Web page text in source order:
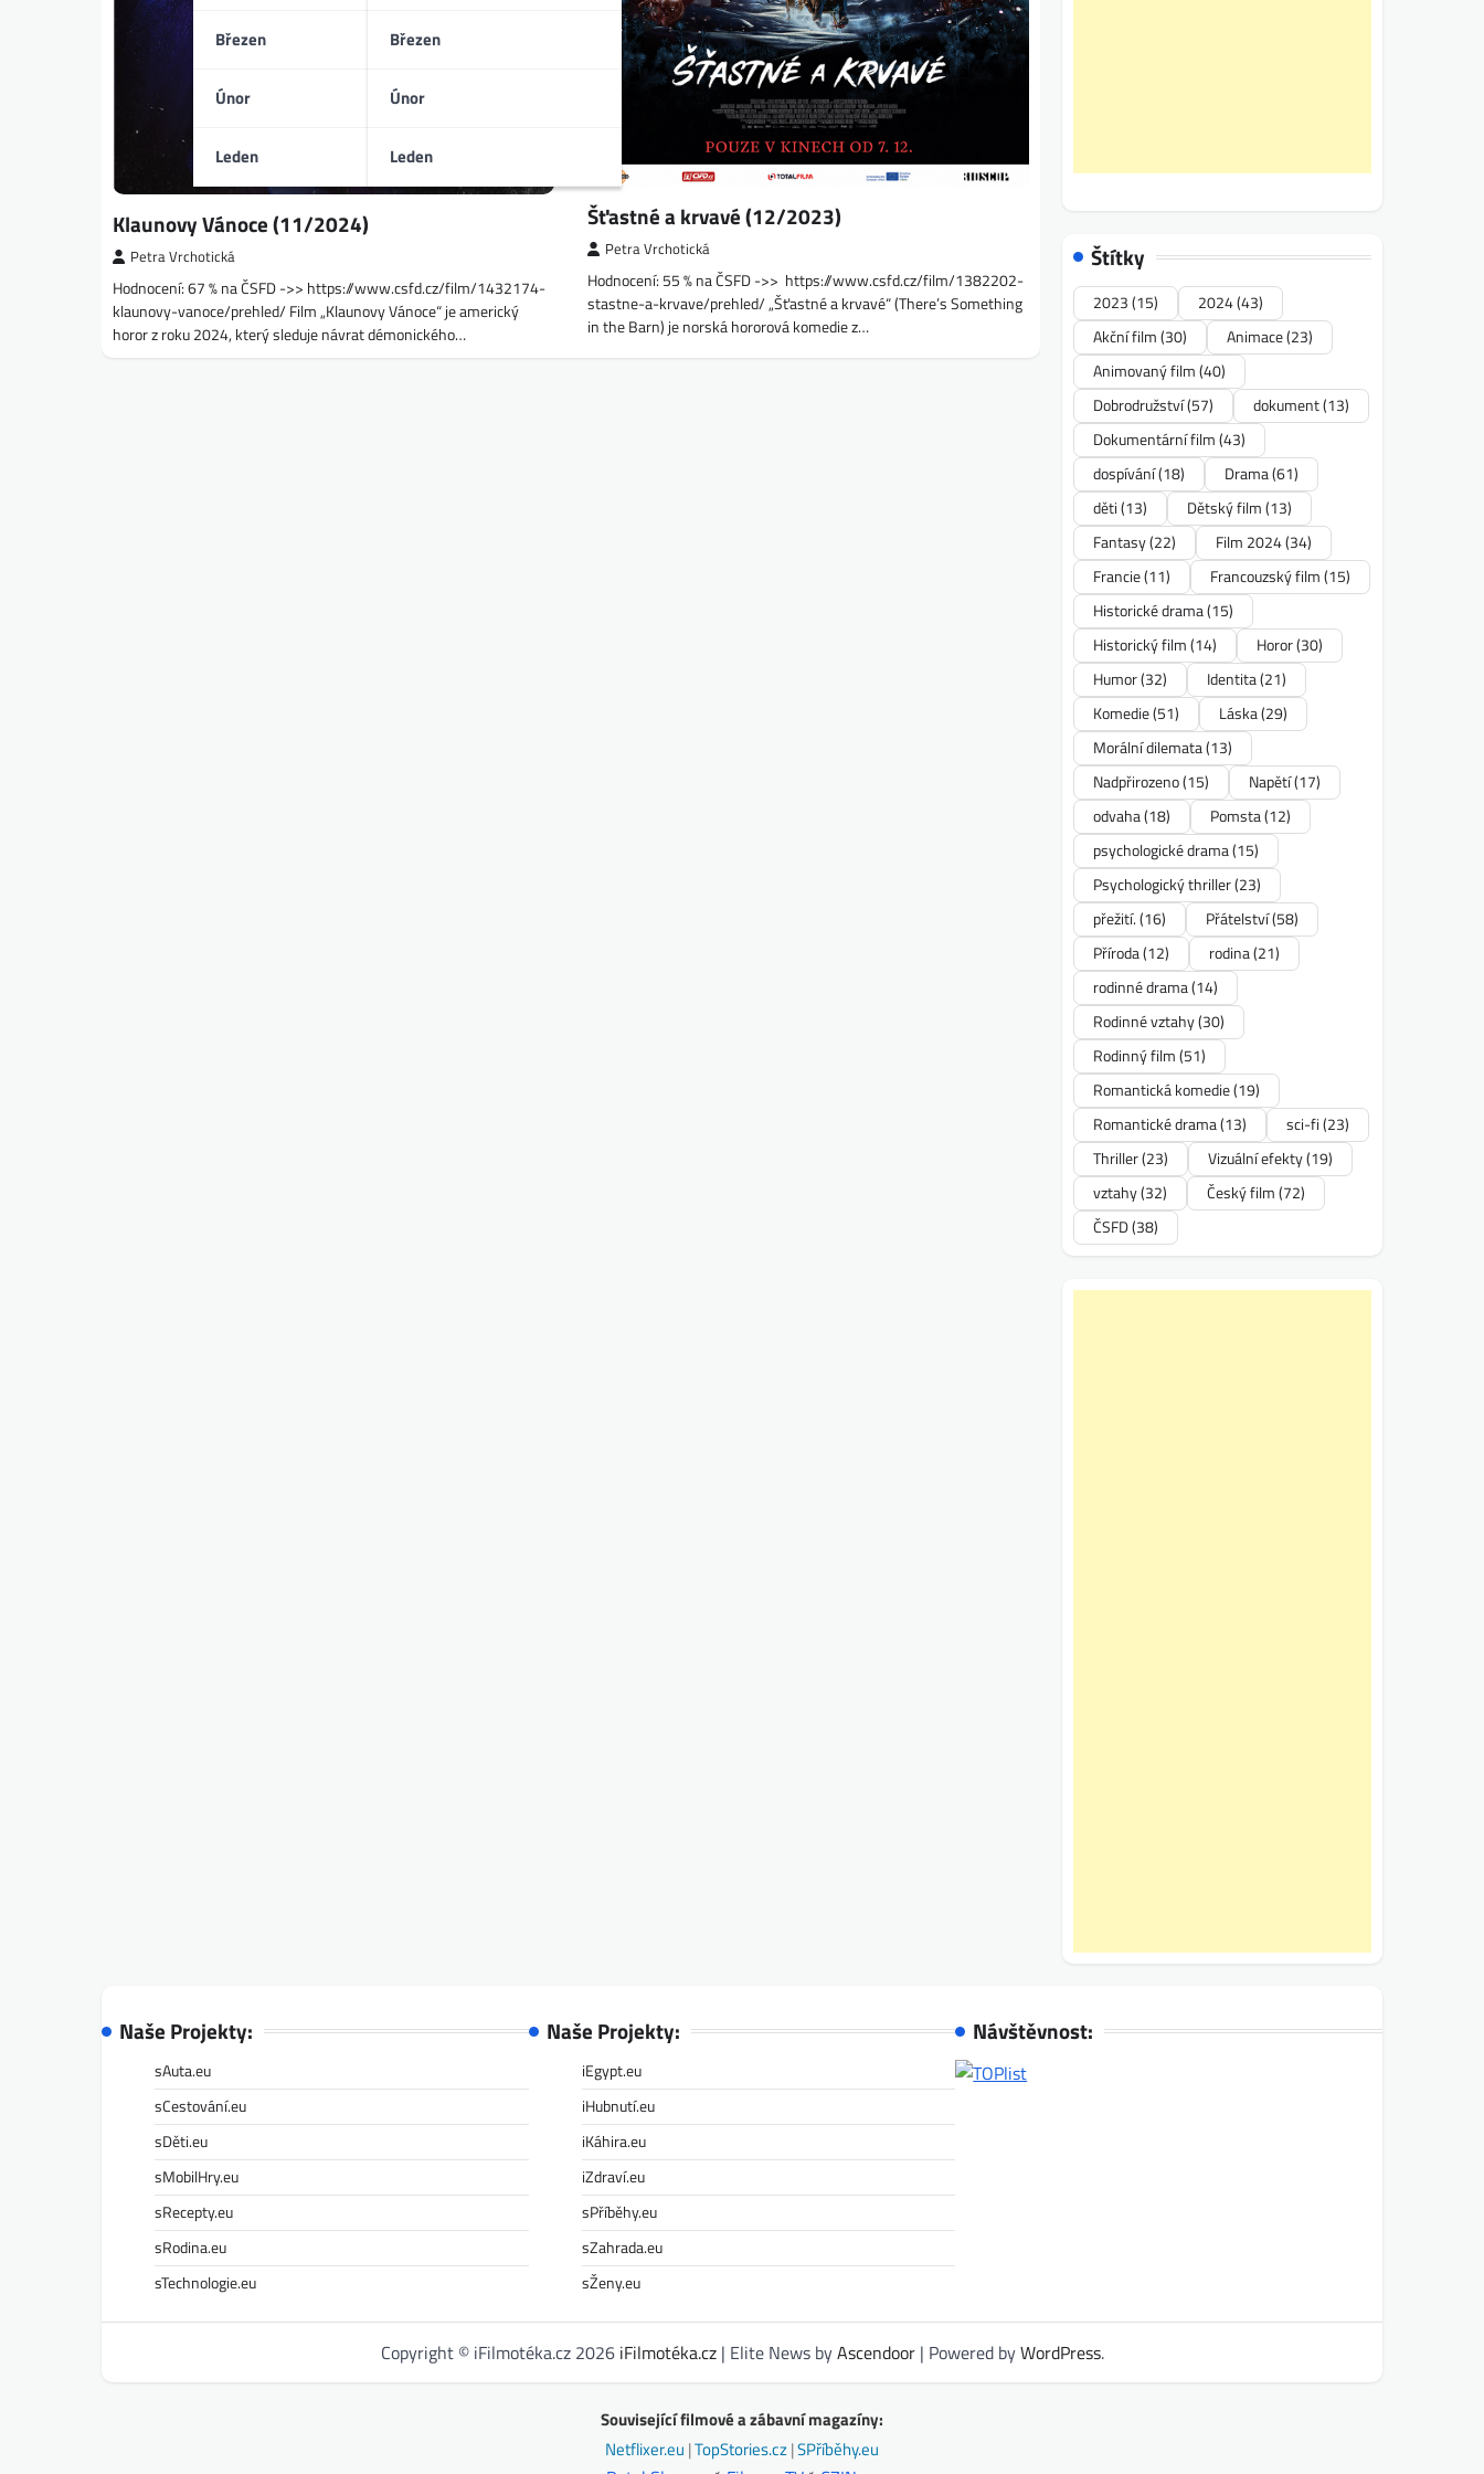
Březen
Únor
Leden
Březen
Únor
Leden
Klaunovy Vánoce (11/2024)
Petra Vrchotická
Hodnocení: 67 % na ČSFD ->> https://www.csfd.cz/film/1432174-
klaunovy-vanoce/prehled/ Film „Klaunovy Vánoce“ je americký
horor z roku 2024, který sleduje návrat démonického…
Šťastné a krvavé (12/2023)
Petra Vrchotická
Hodnocení: 55 % na ČSFD ->> https://www.csfd.cz/film/1382202-
stastne-a-krvave/prehled/ „Šťastné a krvavé“ (There’s Something
in the Barn) je norská hororová komedie z…
Štítky
2023(15) 2024(43)
Akční film(30) Animace(23)
Animovaný film(40)
Dobrodružství(57) dokument(13)
Dokumentární film(43)
dospívání(18) Drama(61)
děti(13) Dětský film(13)
Fantasy(22) Film 2024(34)
Francie(11) Francouzský film(15)
Historické drama(15)
Historický film(14) Horor(30)
Humor(32) Identita(21)
Komedie(51) Láska(29)
Morální dilemata(13)
Nadpřirozeno(15) Napětí(17)
odvaha(18) Pomsta(12)
psychologické drama(15)
Psychologický thriller(23)
přežití.(16) Přátelství(58)
Příroda(12) rodina(21)
rodinné drama(14)
Rodinné vztahy(30)
Rodinný film(51)
Romantická komedie(19)
Romantické drama(13) sci-fi(23)
Thriller(23) Vizuální efekty(19)
vztahy(32) Český film(72)
ČSFD(38)
Naše Projekty:
sAuta.eu
sCestování.eu
sDěti.eu
sMobilHry.eu
sRecepty.eu
sRodina.eu
sTechnologie.eu
Naše Projekty:
iEgypt.eu
iHubnutí.eu
iKáhira.eu
iZdraví.eu
sPříběhy.eu
sZahrada.eu
sŽeny.eu
Návštěvnost:
Copyright © iFilmotéka.cz 2026 iFilmotéka.cz| Elite News byAscendoor| Powered byWordPress.
Související filmové a zábavní magazíny:
Netflixer.eu |TopStories.cz|SPříběhy.eu